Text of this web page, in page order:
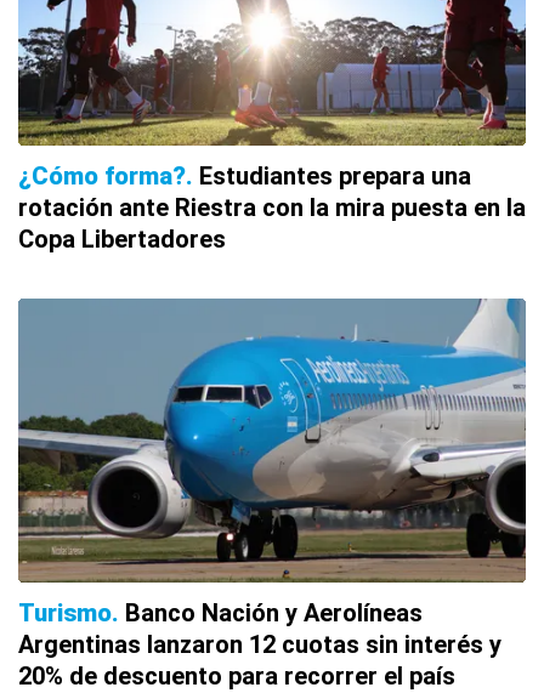
¿Cómo forma? Estudiantes prepara una
rotación ante Riestra con la mira puesta en la
Copa Libertadores
Turismo Banco Nación y Aerolíneas
Argentinas lanzaron 12 cuotas sin interés y
20% de descuento para recorrer el país